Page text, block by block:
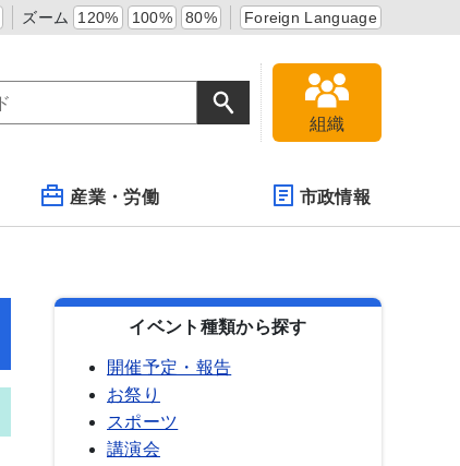
ズーム 120% 100% 80% Foreign Language
組織
産業・労働 市政情報
イベント種類から探す
開催予定・報告
お祭り
スポーツ
講演会